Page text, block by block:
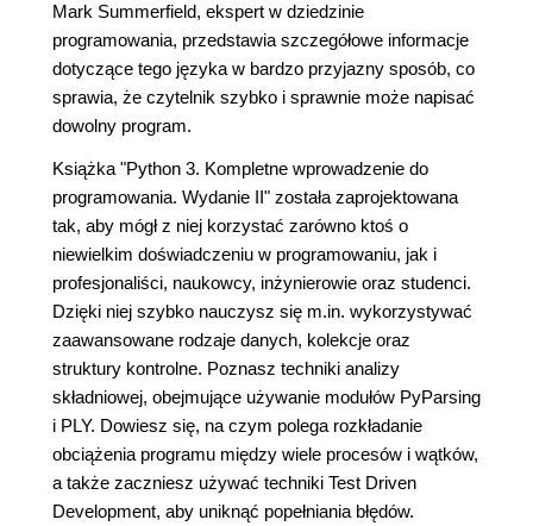
Mark Summerfield, ekspert w dziedzinie
programowania, przedstawia szczegółowe informacje
dotyczące tego języka w bardzo przyjazny sposób, co
sprawia, że czytelnik szybko i sprawnie może napisać
dowolny program.
Książka "Python 3. Kompletne wprowadzenie do
programowania. Wydanie II" została zaprojektowana
tak, aby mógł z niej korzystać zarówno ktoś o
niewielkim doświadczeniu w programowaniu, jak i
profesjonaliści, naukowcy, inżynierowie oraz studenci.
Dzięki niej szybko nauczysz się m.in. wykorzystywać
zaawansowane rodzaje danych, kolekcje oraz
struktury kontrolne. Poznasz techniki analizy
składniowej, obejmujące używanie modułów PyParsing
i PLY. Dowiesz się, na czym polega rozkładanie
obciążenia programu między wiele procesów i wątków,
a także zaczniesz używać techniki Test Driven
Development, aby uniknąć popełniania błędów.